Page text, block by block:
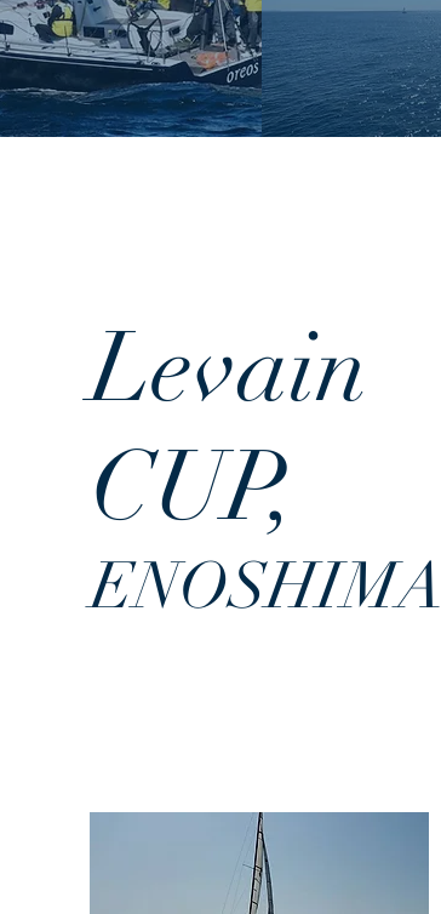
Levain
CUP,
ENOSHIMA